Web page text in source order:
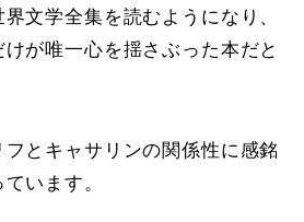
文学全集を読むようになり、
が唯一心を揺さぶった本だと
とキャサリンの関係性に感銘
います。